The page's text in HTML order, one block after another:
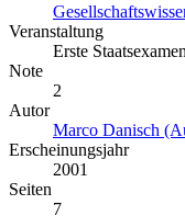
Veranstaltung
Erste
Note
2
Autor
Marco Danisch
Erscheinungsjahr
2001
Seiten
7